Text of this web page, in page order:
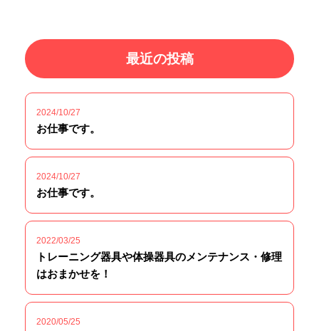
最近の投稿
2024/10/27
お仕事です。
2024/10/27
お仕事です。
2022/03/25
トレーニング器具や体操器具のメンテナンス・修理
はおまかせを！
2020/05/25